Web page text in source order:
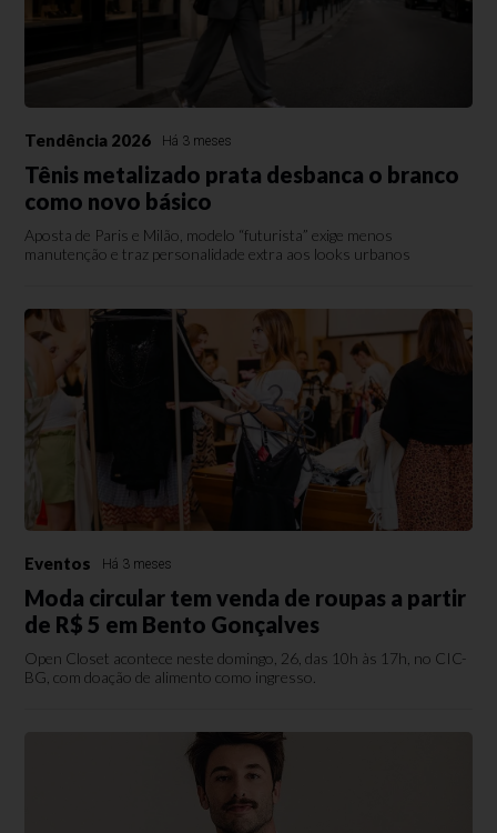
Tendência 2026 Há 3 meses
Tênis metalizado prata desbanca o branco
como novo básico
Aposta de Paris e Milão, modelo “futurista” exige menos
manutenção e traz personalidade extra aos looks urbanos
Eventos Há 3 meses
Moda circular tem venda de roupas a partir
de R$ 5 em Bento Gonçalves
Open Closet acontece neste domingo, 26, das 10h às 17h, no CIC-
BG, com doação de alimento como ingresso.